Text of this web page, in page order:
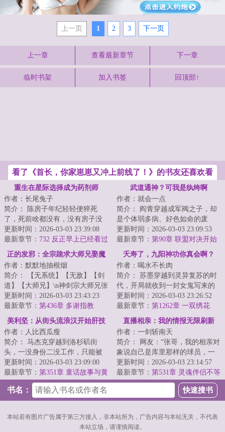
上一页 1 2 3 下一页
上一章 查看最新章节 下一章
临时书架 加入书签 回顶部↑
看了《首长，你家崽崽又冲上前线了！》的书友还喜欢看
重生在星际选择成为药剂师
作者：长尾兔子
简介： 陈房子年纪轻轻便猝死
了，死前啥都没有，没有房子没
有存款没有恋人，浑身散发着满
满的社畜...
更新时间：2026-03-03 23:39:08
最新章节： 732 反正早上已经看过
了，再洗洗也无所谓了
武道通神？可我是纨绔啊
作者：就会一点
简介： 阎青穿越成军阀之子，却
是个体弱多病、好色如命的废
物。在这皇朝崩坏、列强环伺的
乱世，他...
更新时间：2026-03-03 23:09:53
最新章节： 第90章 联盟对决开始
正的发邪：全宗跪求大师兄娶魔
女
作者：默默地抽根烟
简介： 【无系统】【无敌】【剑
道】【大师兄】\n神剑宗大师兄张
青锋，九年前惨遭魔女暗算，痛
失...
更新时间：2026-03-03 23:43:23
最新章节： 第436章 多谢指教
夭寿了，九阳神功你真会啊？
作者：喝水不长肉
简介： 苏墨穿越到灵异复苏的时
代，开局就收到一封女鬼写来的
情书！很意外，很感人，很要
命！
更新时间：2026-03-03 23:26:52
最新章节： 第1262章 一双绣花
鞋？你自己留着穿吧！！！
美利坚：从街头流浪汉开始肝技
能
作者：人比西瓜瘦
简介： 马杰克穿越到洛杉矶街
头，一没身份二没工作，只能被
迫成为一名拾荒者。
更新时间：2026-03-03 23:09:00
最新章节： 第351章 童话故事与黄
直播相亲：我的情报无限刷新
作者：一剑斩南天
简介： 网友：“张哥，我的相亲对
象说自己是库里那样的球员，一
人一城，但是我调查发现，她其
实是...
更新时间：2026-03-03 23:14:57
最新章节： 第531章 灵魂伴侣不等
于婚姻幸福
书名：
本站若有图片广告属于第三方接入，非本站所为，广告内容与本站无关，不代表
本站立场，请谨慎阅读。